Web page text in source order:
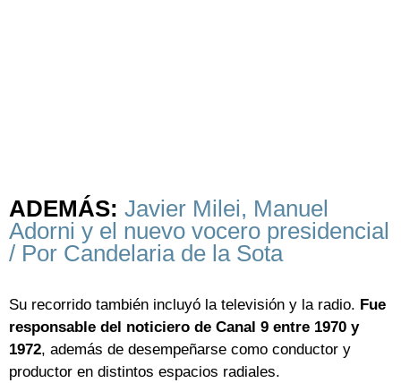
ADEMÁS: Javier Milei, Manuel
Adorni y el nuevo vocero presidencial
/ Por Candelaria de la Sota
Su recorrido también incluyó la televisión y la radio. Fue
responsable del noticiero de Canal 9 entre 1970 y
1972, además de desempeñarse como conductor y
productor en distintos espacios radiales.